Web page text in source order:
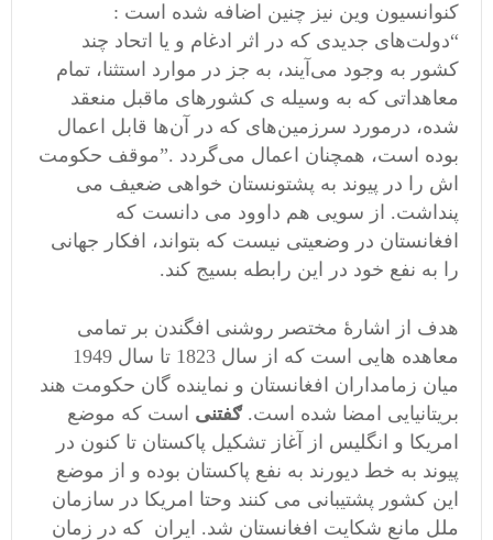
کنوانسیون وین نیز چنین اضافه شده است :
“دولت‌های جدیدی که در اثر ادغام و یا اتحاد چند
کشور به وجود می‌آیند، به جز در موارد استثنا، تمام
معاهداتی که به وسیله ی کشورهای ماقبل منعقد
شده، درمورد سرزمین‌های که در آن‌ها قابل اعمال
بوده است، همچنان اعمال می‌گردد .”موقف حکومت
اش را در پیوند به پشتونستان خواهی ضعیف می
پنداشت. از سویی هم داوود می دانست که
افغانستان در وضعیتی نیست که بتواند، افکار جهانی
را به نفع خود در این رابطه بسیج کند.
هدف از اشارۀ مختصر روشنی افگندن بر تمامی
معاهده هایی است که از سال 1823 تا سال 1949
میان زمامداران افغانستان و نماینده گان حکومت هند
بریتانیایی امضا شده است.ګفتنی است که موضع
امریکا و انگلیس از آغاز تشکیل پاکستان تا کنون در
پیوند به خط دیورند به نفع پاکستان بوده و از موضع
این کشور پشتیبانی می کنند وحتا امریکا در سازمان
ملل مانع شکایت افغانستان شد. ایران که در زمان